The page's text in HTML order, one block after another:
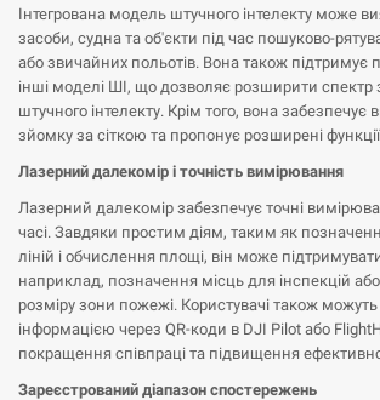
Інтегрована модель штучного інтелекту може
засоби, судна та об'єкти під час пошуково-
або звичайних польотів. Вона також підтримує
інші моделі ШІ, що дозволяє розширити спектр
штучного інтелекту. Крім того, вона забезпечує
зйомку за сіткою та пропонує розширені
Лазерний далекомір і точність вимірювання
Лазерний далекомір забезпечує точні
часі. Завдяки простим діям, таким як
ліній і обчислення площі, він може
наприклад, позначення місць для інспекцій
розміру зони пожежі. Користувачі також можуть
інформацією через QR-коди в DJI Pilot або
покращення співпраці та підвищення
Зареєстрований діапазон спостережень